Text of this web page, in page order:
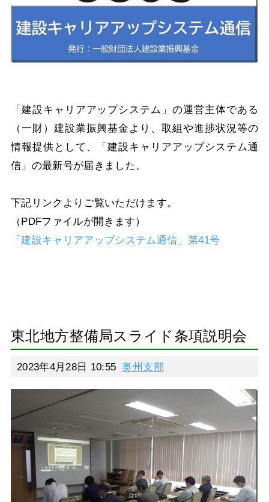
「建設キャリアアップシステム」の運営主体である
（一財）建設業振興基金より、取組や進捗状況等の
情報提供として、「建設キャリアアップシステム通
信」の最新号が届きました。
下記リンクよりご覧いただけます。
（PDFファイルが開きます）
「建設キャリアアップシステム通信」第41号
東北地方整備局スライド条項説明会
2023年4月28日 10:55 奥州支部